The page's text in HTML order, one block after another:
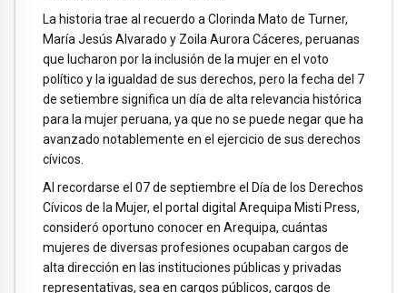
La historia trae al recuerdo a Clorinda Mato de Turner,
María Jesús Alvarado y Zoila Aurora Cáceres, peruanas
que lucharon por la inclusión de la mujer en el voto
político y la igualdad de sus derechos, pero la fecha del 7
de setiembre significa un día de alta relevancia histórica
para la mujer peruana, ya que no se puede negar que ha
avanzado notablemente en el ejercicio de sus derechos
cívicos.
Al recordarse el 07 de septiembre el Día de los Derechos
Cívicos de la Mujer, el portal digital Arequipa Misti Press,
consideró oportuno conocer en Arequipa, cuántas
mujeres de diversas profesiones ocupaban cargos de
alta dirección en las instituciones públicas y privadas
representativas, sea en cargos públicos, cargos de